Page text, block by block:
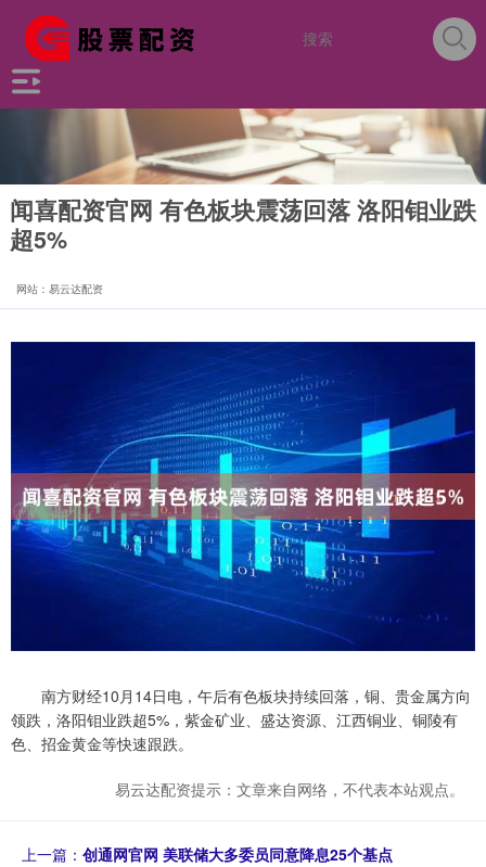
闻喜配资官网 有色板块震荡回落 洛阳钼业跌
超5%
网站：易云达配资
南方财经10月14日电，午后有色板块持续回落，铜、贵金属方向
领跌，洛阳钼业跌超5%，紫金矿业、盛达资源、江西铜业、铜陵有
色、招金黄金等快速跟跌。
易云达配资提示：文章来自网络，不代表本站观点。
上一篇： 创通网官网 美联储大多委员同意降息25个基点